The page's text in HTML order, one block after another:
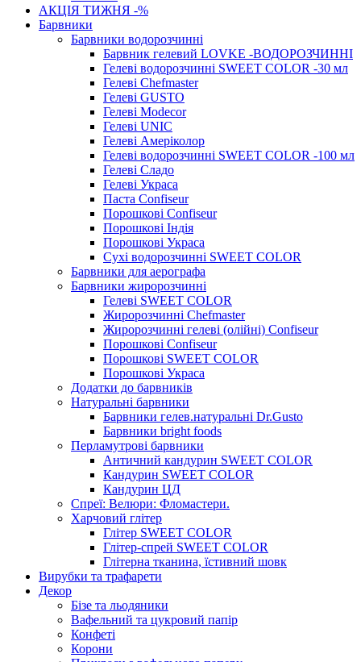
АКЦІЯ ТИЖНЯ -%
Барвники
Барвники водорозчинні
Барвник гелевий LOVKE -ВОДОРОЗЧИННІ
Гелеві водорозчинні SWEET COLOR -30 мл
Гелеві Chefmaster
Гелеві GUSTO
Гелеві Modecor
Гелеві UNIC
Гелеві Амеріколор
Гелеві водорозчинні SWEET COLOR -100 мл
Гелеві Сладо
Гелеві Украса
Паста Confiseur
Порошкові Confiseur
Порошкові Індія
Порошкові Украса
Сухі водорозчинні SWEET COLOR
Барвники для аерографа
Барвники жиророзчинні
Гелеві SWEET COLOR
Жиророзчинні Chefmaster
Жиророзчинні гелеві (олійні) Confiseur
Порошкові Confiseur
Порошкові SWEET COLOR
Порошкові Украса
Додатки до барвників
Натуральні барвники
Барвники гелев.натуральні Dr.Gusto
Барвники bright foods
Перламутрові барвники
Античний кандурин SWEET COLOR
Кандурин SWEET COLOR
Кандурин ЦД
Спреї: Велюри: Фломастери.
Харчовий глітер
Глітер SWEET COLOR
Глітер-спрей SWEET COLOR
Глітерна тканина, їстивний шовк
Вирубки та трафарети
Декор
Бізе та льодяники
Вафельний та цукровий папір
Конфеті
Корони